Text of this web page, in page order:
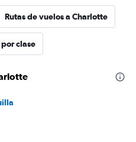
Rutas de vuelos a Charlotte
por clase